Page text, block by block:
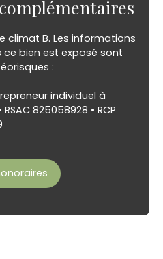
complémentaires
climat B. Les informations
ce bien est exposé sont
:
individuel à
825058928 • RCP